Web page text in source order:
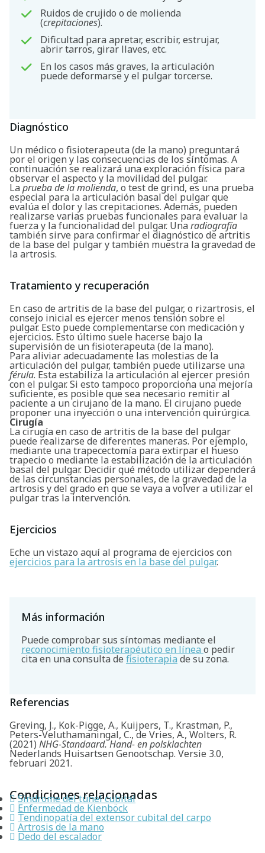
Ruidos de crujido o de molienda
(crepitaciones).
Dificultad para apretar, escribir, estrujar,
abrir tarros, girar llaves, etc.
En los casos más graves, la articulación
puede deformarse y el pulgar torcerse.
Diagnóstico
Un médico o fisioterapeuta (de la mano) preguntará
por el origen y las consecuencias de los síntomas. A
continuación se realizará una exploración física para
observar el aspecto y la movilidad del pulgar.
La prueba de la molienda, o test de grind, es una prueba
especial para la articulación basal del pulgar que
evalúa el dolor y las crepitaciones. Además, pueden
realizarse varias pruebas funcionales para evaluar la
fuerza y la funcionalidad del pulgar. Una radiografía
también sirve para confirmar el diagnóstico de artritis
de la base del pulgar y también muestra la gravedad de
la artrosis.
Tratamiento y recuperación
En caso de artritis de la base del pulgar, o rizartrosis, el
consejo inicial es ejercer menos tensión sobre el
pulgar. Esto puede complementarse con medicación y
ejercicios. Esto último suele hacerse bajo la
supervisión de un fisioterapeuta (de la mano).
Para aliviar adecuadamente las molestias de la
articulación del pulgar, también puede utilizarse una
férula. Esta estabiliza la articulación al ejercer presión
con el pulgar. Si esto tampoco proporciona una mejoría
suficiente, es posible que sea necesario remitir al
paciente a un cirujano de la mano. El cirujano puede
proponer una inyección o una intervención quirúrgica.
Cirugía
La cirugía en caso de artritis de la base del pulgar
puede realizarse de diferentes maneras. Por ejemplo,
mediante una trapecectomía para extirpar el hueso
trapecio o mediante la estabilización de la articulación
basal del pulgar. Decidir qué método utilizar dependerá
de las circunstancias personales, de la gravedad de la
artrosis y del grado en que se vaya a volver a utilizar el
pulgar tras la intervención.
Ejercicios
Eche un vistazo aquí al programa de ejercicios con
ejercicios para la artrosis en la base del pulgar.
Más información
Puede comprobar sus síntomas mediante el
reconocimiento fisioterapéutico en línea o pedir
cita en una consulta de fisioterapia de su zona.
Referencias
Greving, J., Kok-Pigge, A., Kuijpers, T., Krastman, P.,
Peters-Veluthamaningal, C., de Vries, A., Wolters, R.
(2021) NHG-Standaard. Hand- en polsklachten
Nederlands Huisartsen Genootschap. Versie 3.0,
februari 2021.
Condiciones relacionadas
Síndrome del túnel cubital
Enfermedad de Kienböck
Tendinopatía del extensor cubital del carpo
Artrosis de la mano
Dedo del escalador